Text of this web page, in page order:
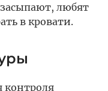
любят
в кровати.
контроля